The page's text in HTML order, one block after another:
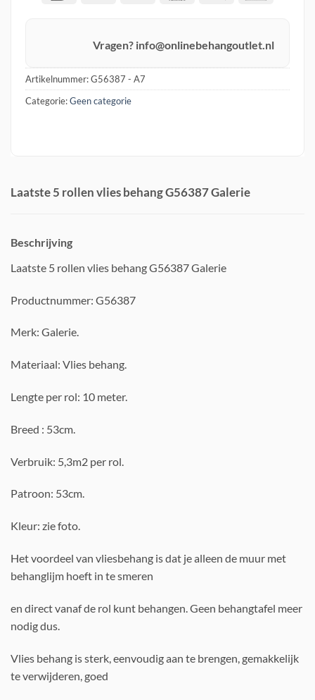
Vragen? info@onlinebehangoutlet.nl
Artikelnummer:G56387 - A7
Categorie:Geen categorie
Laatste 5 rollen vlies behang G56387 Galerie
Beschrijving
Laatste 5 rollen vlies behang G56387 Galerie
Productnummer: G56387
Merk: Galerie.
Materiaal: Vlies behang.
Lengte per rol: 10 meter.
Breed : 53cm.
Verbruik: 5,3m2 per rol.
Patroon: 53cm.
Kleur: zie foto.
Het voordeel van vliesbehang is dat je alleen de muur met
behanglijm hoeft in te smeren
en direct vanaf de rol kunt behangen. Geen behangtafel meer
nodig dus.
Vlies behang is sterk, eenvoudig aan te brengen, gemakkelijk
te verwijderen, goed